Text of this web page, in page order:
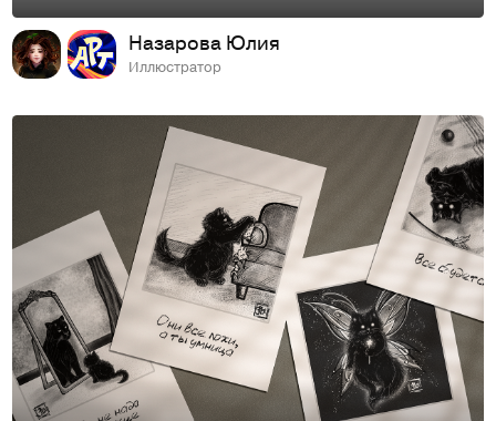
Назарова Юлия
Иллюстратор